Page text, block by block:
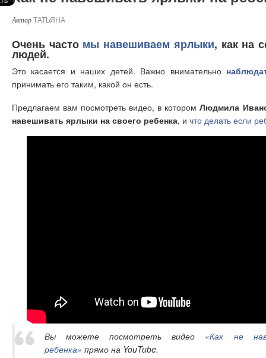
ТАТЬЯНА
Очень часто мы навешиваем ярлыки, как на
людей.
Это касается и наших детей. Важно внимательно
принимать его таким, какой он есть.
Предлагаем вам посмотреть видео, в которомЛюдмила
навешивать ярлыки на своего ребенка, и что делать если
Вы можете посмотреть видео «Как не
ребенка» прямо на YouTube.